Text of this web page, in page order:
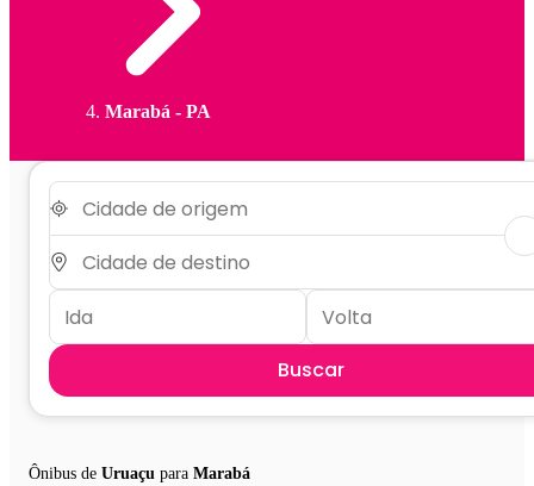
Marabá - PA
Buscar
Ônibus de Uruaçu para Marabá